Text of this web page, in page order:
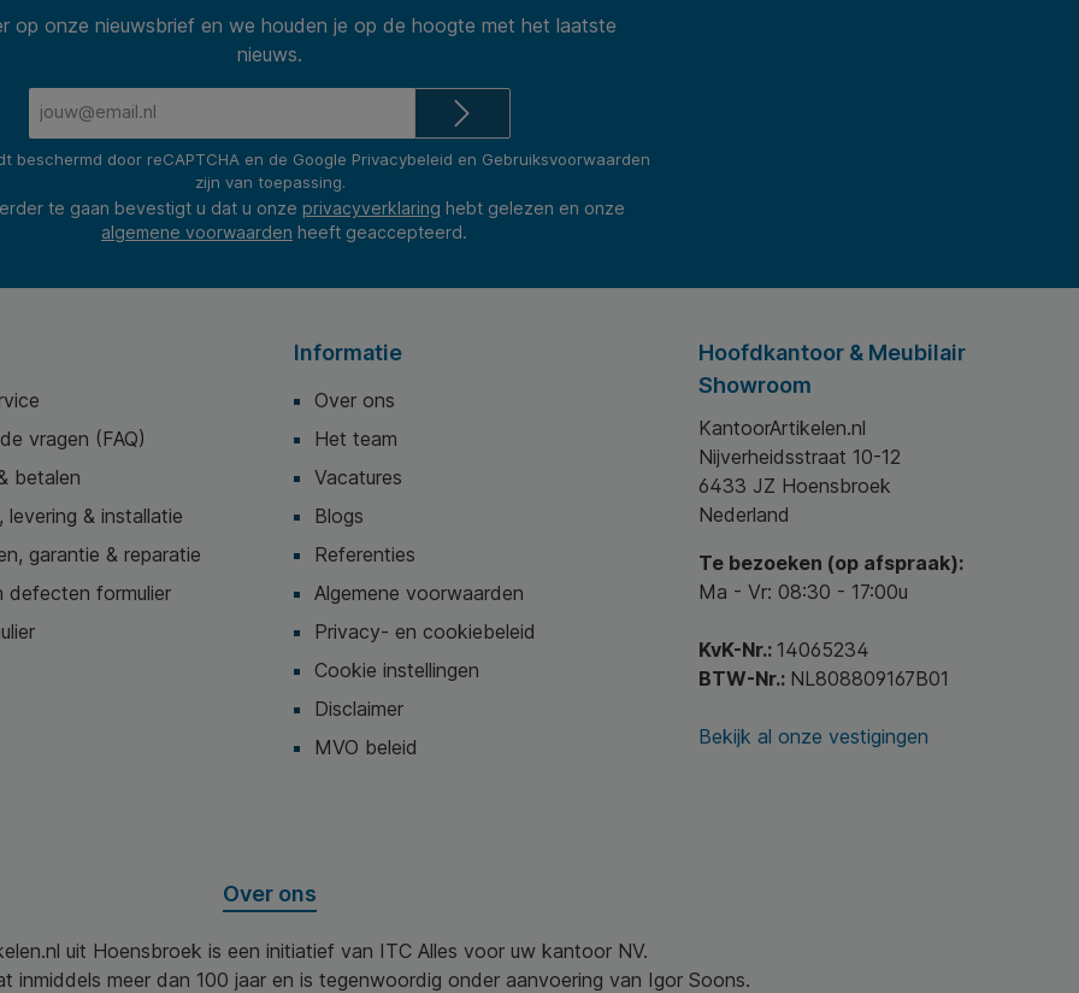
op onze nieuwsbrief en we houden je op de hoogte met het laatste
nieuws.
beschermd door reCAPTCHA en de Google Privacybeleid en Gebruiksvoorwaarden
zijn van toepassing.
te gaan bevestigt u dat u onze privacyverklaring hebt gelezen en onze
algemene voorwaarden heeft geaccepteerd.
vragen (FAQ)
betalen
levering & installatie
garantie & reparatie
defecten formulier
Informatie
Over ons
Het team
Vacatures
Blogs
Referenties
Algemene voorwaarden
Privacy- en cookiebeleid
Cookie instellingen
Disclaimer
MVO beleid
Hoofdkantoor & Meubilair
Showroom
KantoorArtikelen.nl
Nijverheidsstraat 10-12
6433 JZ Hoensbroek
Nederland
Te bezoeken (op afspraak):
Ma - Vr: 08:30 - 17:00u
KvK-Nr.: 14065234
BTW-Nr.: NL808809167B01
Bekijk al onze vestigingen
Over ons
uit Hoensbroek is een initiatief van ITC Alles voor uw kantoor NV.
inmiddels meer dan 100 jaar en is tegenwoordig onder aanvoering van Igor Soons.